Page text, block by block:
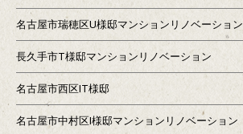
名古屋市瑞穂区U様邸マンションリノベーション
長久手市T様邸マンションリノベーション
名古屋市西区IT様邸
名古屋市中村区I様邸マンションリノベーション